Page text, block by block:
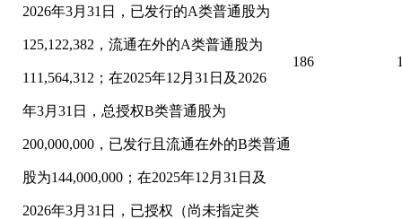
2026年3月31日，已发行的A类普通股为
125,122,382，流通在外的A类普通股为
111,564,312；在2025年12月31日及2026
年3月31日，总授权B类普通股为
200,000,000，已发行且流通在外的B类普通
股为144,000,000；在2025年12月31日及
2026年3月31日，已授权（尚未指定类
186